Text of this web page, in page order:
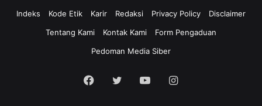
Indeks
Kode Etik Karir Redaksi Privacy Policy
Disclaimer
Tentang Kami
Kontak Kami
Form Pengaduan
Pedoman Media Siber
Facebook
Twitter YouTubeInstagram